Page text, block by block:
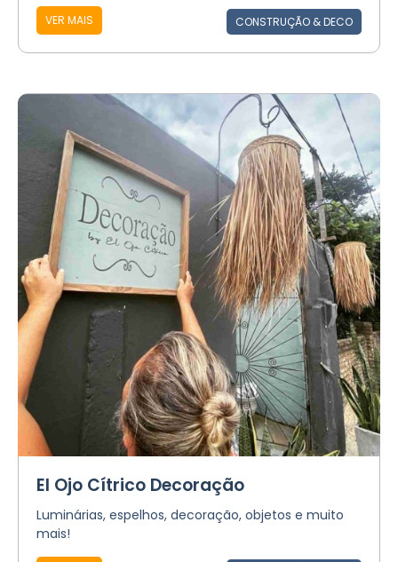
VER MAIS CONSTRUÇÃO & DECO
El Ojo Cítrico Decoração
Luminárias, espelhos, decoração, objetos e muito
mais!